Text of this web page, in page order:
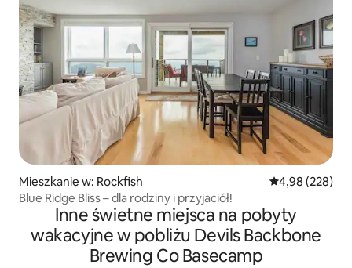
Mieszkanie w: Rockfish Średnia
4,98 (228)
Blue Ridge Bliss – dla rodziny i przyjaciół!
Inne świetne miejsca na pobyty
wakacyjne w pobliżu Devils Backbone
Brewing Co Basecamp